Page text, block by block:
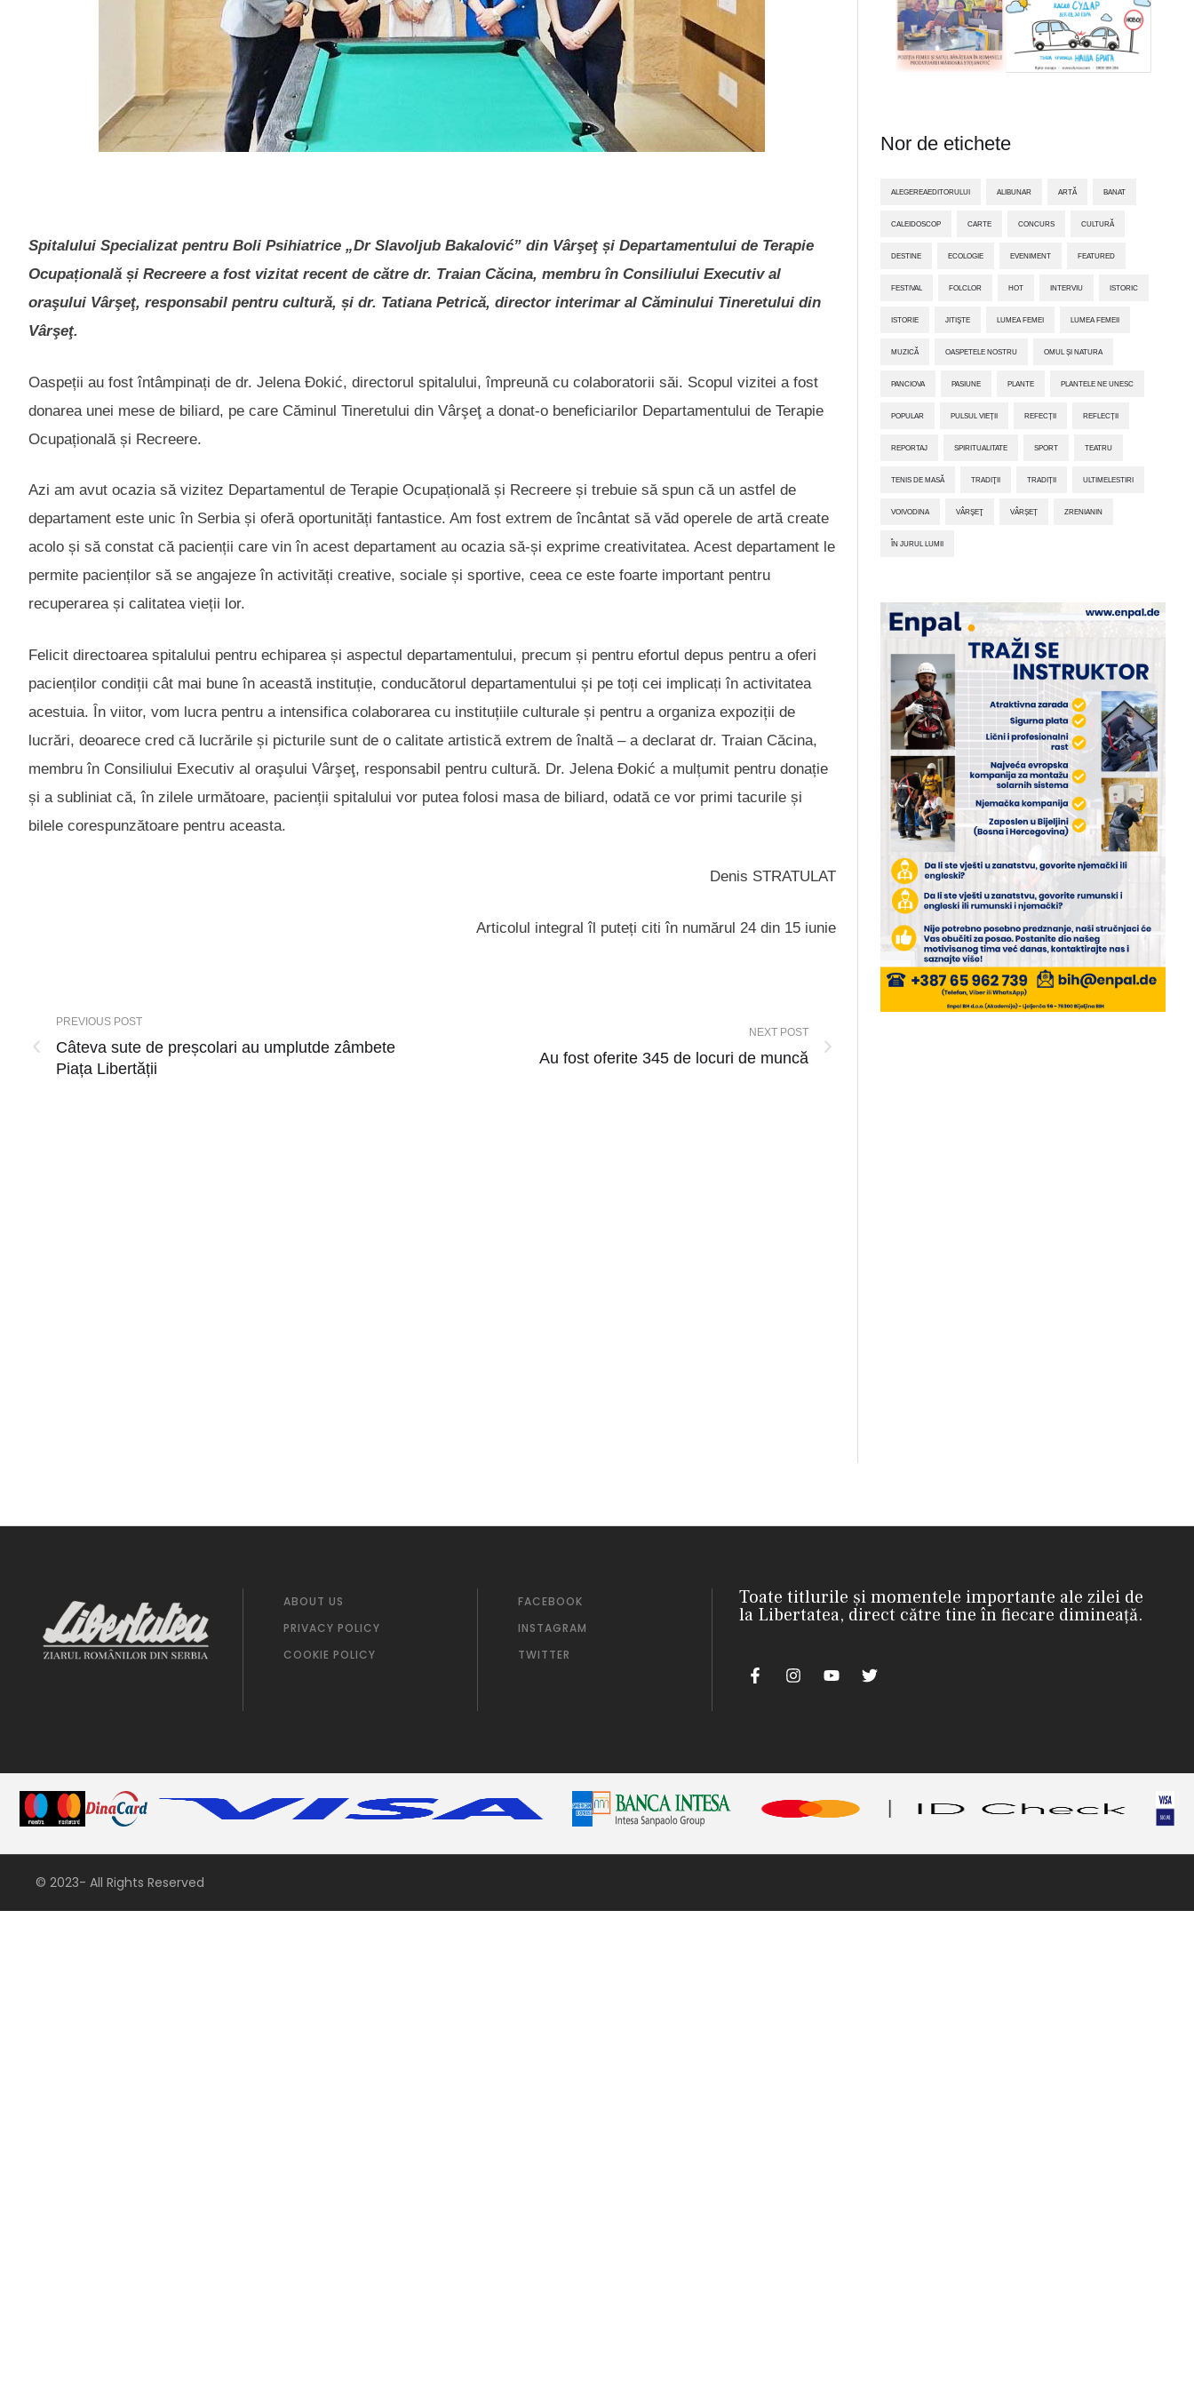
Spitalului Specializat pentru Boli Psihiatrice „Dr Slavoljub Bakalović” din Vârşeţ și Departamentului de Terapie
Ocupațională și Recreere a fost vizitat recent de către dr. Traian Căcina, membru în Consiliului Executiv al
oraşului Vârşeţ, responsabil pentru cultură, și dr. Tatiana Petrică, director interimar al Căminului Tineretului din
Vârşeţ.
Oaspeții au fost întâmpinați de dr. Jelena Đokić, directorul spitalului, împreună cu colaboratorii săi. Scopul vizitei a fost
donarea unei mese de biliard, pe care Căminul Tineretului din Vârşeţ a donat-o beneficiarilor Departamentului de Terapie
Ocupațională și Recreere.
Azi am avut ocazia să vizitez Departamentul de Terapie Ocupațională și Recreere și trebuie să spun că un astfel de
departament este unic în Serbia și oferă oportunități fantastice. Am fost extrem de încântat să văd operele de artă create
acolo și să constat că pacienții care vin în acest departament au ocazia să-și exprime creativitatea. Acest departament le
permite pacienților să se angajeze în activități creative, sociale și sportive, ceea ce este foarte important pentru
recuperarea și calitatea vieții lor.
Felicit directoarea spitalului pentru echiparea și aspectul departamentului, precum și pentru efortul depus pentru a oferi
pacienților condiții cât mai bune în această instituție, conducătorul departamentului și pe toți cei implicați în activitatea
acestuia. În viitor, vom lucra pentru a intensifica colaborarea cu instituțiile culturale și pentru a organiza expoziții de
lucrări, deoarece cred că lucrările și picturile sunt de o calitate artistică extrem de înaltă – a declarat dr. Traian Căcina,
membru în Consiliului Executiv al oraşului Vârşeţ, responsabil pentru cultură. Dr. Jelena Đokić a mulțumit pentru donație
și a subliniat că, în zilele următoare, pacienții spitalului vor putea folosi masa de biliard, odată ce vor primi tacurile și
bilele corespunzătoare pentru aceasta.
Denis STRATULAT
Articolul integral îl puteți citi în numărul 24 din 15 iunie
PREVIOUS POST
Câteva sute de preșcolari au umplutde zâmbete
Piața Libertății
NEXT POST
Au fost oferite 345 de locuri de muncă
Nor de etichete
ALEGEREAEDITORULUI ALIBUNAR ARTĂ BANAT
CALEIDOSCOP CARTE CONCURS CULTURĂ
DESTINE ECOLOGIE EVENIMENT FEATURED
FESTIVAL FOLCLOR HOT INTERVIU ISTORIC
ISTORIE JITIŞTE LUMEA FEMEI LUMEA FEMEII
MUZICĂ OASPETELE NOSTRU OMUL ȘI NATURA
PANCIOVA PASIUNE PLANTE PLANTELE NE UNESC
POPULAR PULSUL VIEȚII REFECȚII REFLECȚII
REPORTAJ SPIRITUALITATE SPORT TEATRU
TENIS DE MASĂ TRADIŢII TRADIȚII ULTIMELESTIRI
VOIVODINA VÂRŞEŢ VÂRȘEȚ ZRENIANIN
ÎN JURUL LUMII
ABOUT US
PRIVACY POLICY
COOKIE POLICY
FACEBOOK
INSTAGRAM
TWITTER
Toate titlurile și momentele importante ale zilei de
la Libertatea, direct către tine în fiecare dimineață.
© 2023- All Rights Reserved